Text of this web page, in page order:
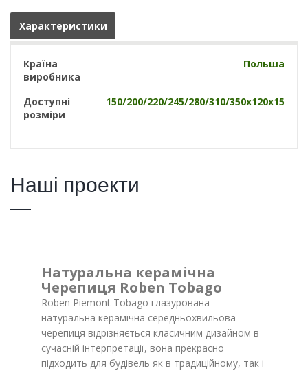
Характеристики
Країна
виробника
Польша
Доступні
розміри
150/200/220/245/280/310/350х120х15
Наші проекти
Натуральна керамічна
Черепиця Roben Tobago
Roben Piemont Tobago глазурована -
натуральна керамічна середньохвильова
черепиця відрізняється класичним дизайном в
сучасній інтерпретації, вона прекрасно
підходить для будівель як в традиційному, так і